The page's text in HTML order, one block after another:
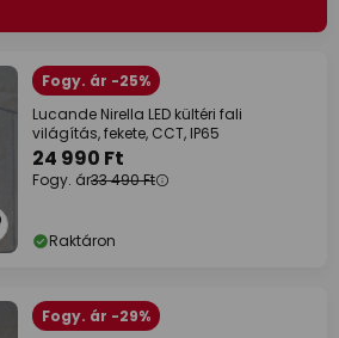
Fogy. ár -25%
Lucande Nirella LED kültéri fali
világítás, fekete, CCT, IP65
24 990 Ft
Fogy. ár33 490 Ft
Raktáron
Fogy. ár -29%